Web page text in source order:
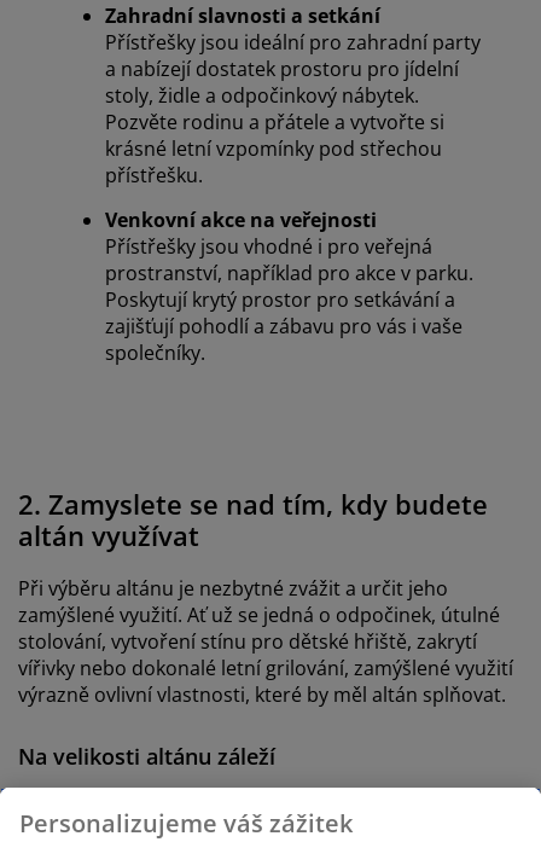
Zahradní slavnosti a setkání
Přístřešky jsou ideální pro zahradní party
a nabízejí dostatek prostoru pro jídelní
stoly, židle a odpočinkový nábytek.
Pozvěte rodinu a přátele a vytvořte si
krásné letní vzpomínky pod střechou
přístřešku.
Venkovní akce na veřejnosti
Přístřešky jsou vhodné i pro veřejná
prostranství, například pro akce v parku.
Poskytují krytý prostor pro setkávání a
zajišťují pohodlí a zábavu pro vás i vaše
společníky.
2. Zamyslete se nad tím, kdy budete
altán využívat
Při výběru altánu je nezbytné zvážit a určit jeho
zamýšlené využití. Ať už se jedná o odpočinek, útulné
stolování, vytvoření stínu pro dětské hřiště, zakrytí
vířivky nebo dokonalé letní grilování, zamýšlené využití
výrazně ovlivní vlastnosti, které by měl altán splňovat.
Na velikosti altánu záleží
Vyberte si přístřešek ve velikosti, která odpovídá vašim
specifickým potřebám a dostupnému prostoru. Ať už
Personalizujeme váš zážitek